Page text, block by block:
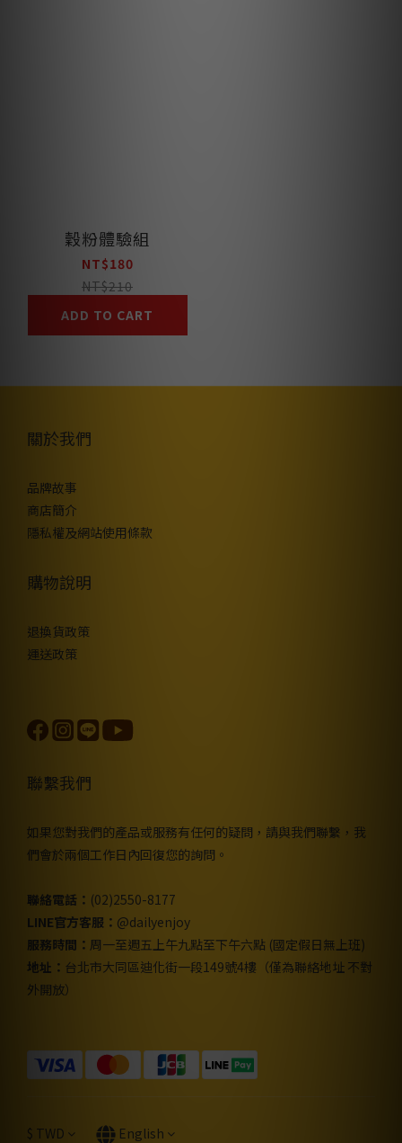
穀粉體驗組
NT$180
NT$210
ADD TO CART
關於我們
品牌故事
商店簡介
隱私權及網站使用條款
購物說明
退換貨政策
運送政策
聯繫我們
如果您對我們的產品或服務有任何的疑問，請與我們聯繫，我
們會於兩個工作日內回復您的詢問。
聯絡電話： (02)2550-8177
LINE官方客服： @dailyenjoy
服務時間： 周一至週五上午九點至下午六點 (國定假日無上班)
地址： 台北市大同區迪化街一段149號4樓（僅為聯絡地址 不對
外開放）
$ TWD English